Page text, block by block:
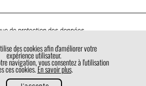
de protection des données
Politique de cookies
générales de vente
des cookies afin d'améliorer votre
expérience utilisateur.
navigation, vous consentez à l'utilisation
ces cookies.En savoir plus.